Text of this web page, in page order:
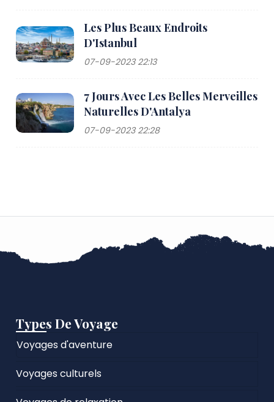
Les Plus Beaux Endroits
D'Istanbul
07-09-2023 22:13
7 Jours Avec Les Belles Merveilles
Naturelles D'Antalya
07-09-2023 22:28
Types De Voyage
Voyages d'aventure
Voyages culturels